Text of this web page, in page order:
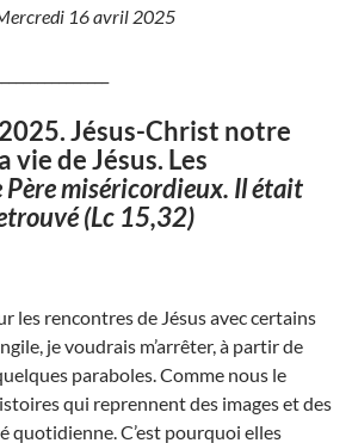
16 avril 2025
Jésus-Christ notre
vie de Jésus. Les
Père miséricordieux. Il était
(Lc 15,32)
les rencontres de Jésus avec certains
je voudrais m’arrêter, à partir de
paraboles. Comme nous le
qui reprennent des images et des
quotidienne. C’est pourquoi elles